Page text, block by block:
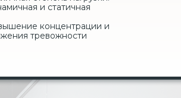
и статичная
концентрации и
тревожности